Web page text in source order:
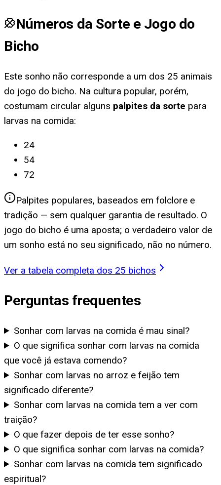
Números da Sorte e Jogo do
Bicho
Este sonho não corresponde a um dos 25 animais
do jogo do bicho. Na cultura popular, porém,
costumam circular alguns palpites da sorte para
larvas na comida:
24
54
72
Palpites populares, baseados em folclore e
tradição — sem qualquer garantia de resultado. O
jogo do bicho é uma aposta; o verdadeiro valor de
um sonho está no seu significado, não no número.
Ver a tabela completa dos 25 bichos
Perguntas frequentes
Sonhar com larvas na comida é mau sinal?
O que significa sonhar com larvas na comida
que você já estava comendo?
Sonhar com larvas no arroz e feijão tem
significado diferente?
Sonhar com larvas na comida tem a ver com
traição?
O que fazer depois de ter esse sonho?
O que significa sonhar com larvas na comida?
Sonhar com larvas na comida tem significado
espiritual?